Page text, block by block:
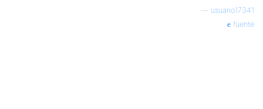
usuario17341
fuente